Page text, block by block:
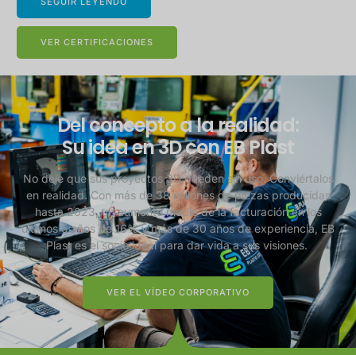
VER CERTIFICACIONES
Del concepto a la realidad:
Su idea en 3D con EB Plast
No deje que sus proyectos 3D queden sin uso. Conviértalos
en realidad. Con más de 38 millones de piezas producidas
hasta 2023, un aumento medio de la facturación en los
últimos 5 años de 16% y más de 30 años de experiencia, EB
Plast es el socio ideal para dar vida a sus visiones.
VER EL VÍDEO CORPORATIVO